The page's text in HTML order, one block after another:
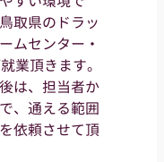
取県のドラッ
ムセンター・
業頂きます。
は、担当者か
、通える範囲
依頼させて頂